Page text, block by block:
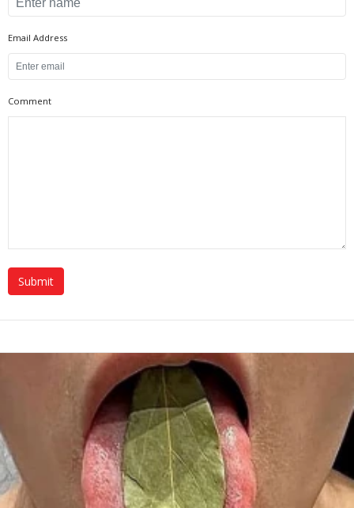
Email Address
Comment